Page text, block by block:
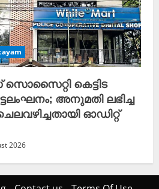
കെട്ടിട
അനുമതി ലഭിച്ച
ഓഡിറ്റ്
2026